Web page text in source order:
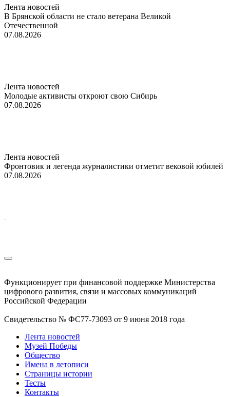
Лента новостей
В Брянской области не стало ветерана Великой
Отечественной
07.08.2026
Лента новостей
Молодые активисты откроют свою Сибирь
07.08.2026
Лента новостей
Фронтовик и легенда журналистики отметит вековой юбилей
07.08.2026
Функционирует при финансовой поддержке Министерства
цифрового развития, связи и массовых коммуникаций
Российской Федерации
Свидетельство № ФС77-73093 от 9 июня 2018 года
Лента новостей
Музей Победы
Общество
Имена в летописи
Страницы истории
Тесты
Контакты